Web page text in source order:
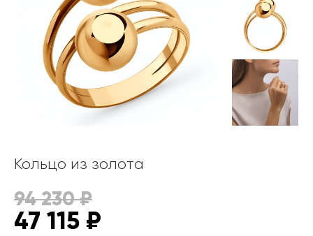
Кольцо из золота
94 230₽
47 115 ₽